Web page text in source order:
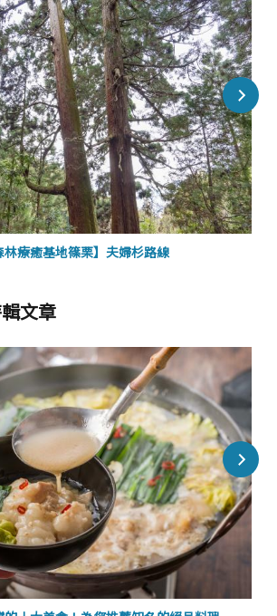
林療癒基地篠栗】夫婦杉路線
文章